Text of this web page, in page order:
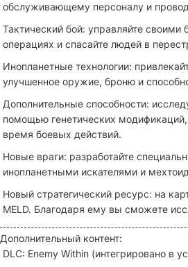
обслуживающему персоналу и
Тактический бой: управляйте
операциях и спасайте людей в
Инопланетные технологии:
улучшенное оружие, броню и
Дополнительные способности:
помощью генетических
время боевых действий.
Новые враги: разработайте
инопланетными искателями и
Новый стратегический ресурс: на
MELD. Благодаря ему вы сможете
Дополнительный контент:
DLC: Enemy Within (интегрировано в